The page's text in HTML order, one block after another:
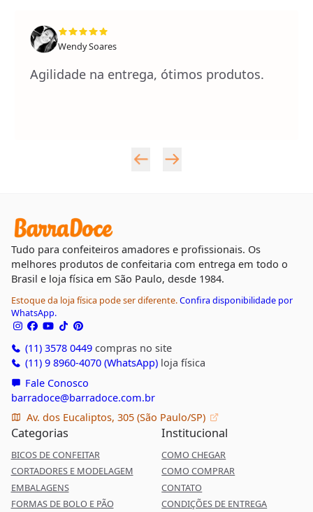
Wendy Soares
Agilidade na entrega, ótimos produtos.
Tudo para confeiteiros amadores e profissionais. Os
melhores produtos de confeitaria com entrega em todo o
Brasil e loja física em São Paulo, desde 1984.
Estoque da loja física pode ser diferente.Confira disponibilidade por
WhatsApp.
(11) 3578 0449compras no site
(11) 9 8960-4070 (WhatsApp)loja física
Fale Conosco
barradoce@barradoce.com.br
Av. dos Eucaliptos, 305 (São Paulo/SP)
Categorias
BICOS DE CONFEITAR
CORTADORES E MODELAGEM
EMBALAGENS
FORMAS DE BOLO E PÃO
Institucional
COMO CHEGAR
COMO COMPRAR
CONTATO
CONDIÇÕES DE ENTREGA